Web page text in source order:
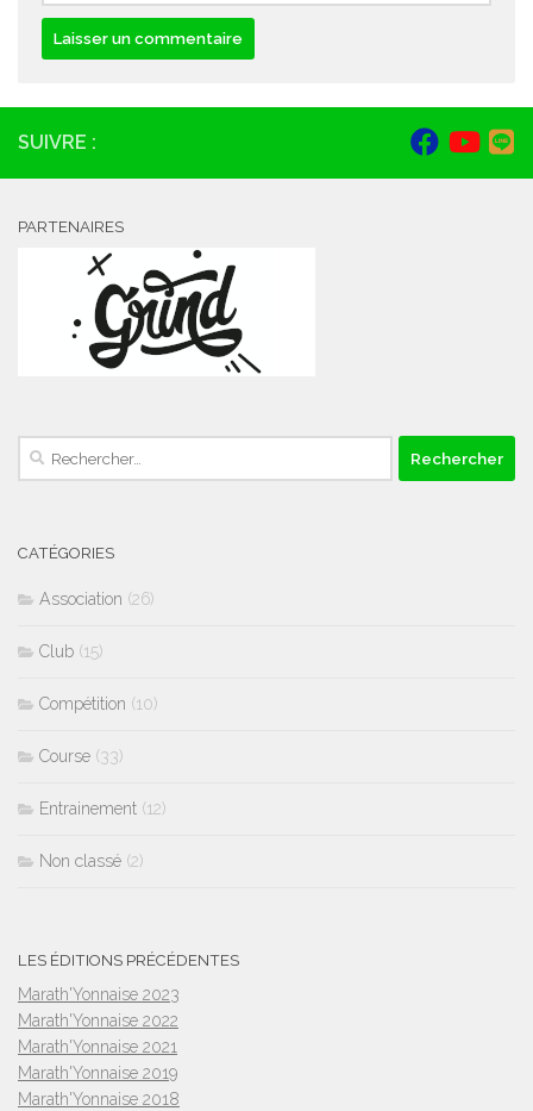
SUIVRE :
PARTENAIRES
Rechercher :
CATÉGORIES
Association (26)
Club (15)
Compétition (10)
Course (33)
Entrainement (12)
Non classé (2)
LES ÉDITIONS PRÉCÉDENTES
Marath'Yonnaise 2023
Marath'Yonnaise 2022
Marath'Yonnaise 2021
Marath'Yonnaise 2019
Marath'Yonnaise 2018